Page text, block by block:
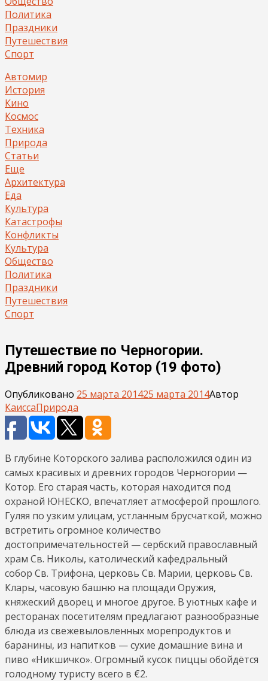
Политика
Праздники
Путешествия
Спорт
Автомир
История
Кино
Космос
Техника
Природа
Статьи
Еще
Архитектура
Еда
Культура
Катастрофы
Конфликты
Культура
Общество
Политика
Праздники
Путешествия
Спорт
Путешествие по Черногории.
Древний город Котор (19 фото)
Опубликовано 25 марта 201425 марта 2014Автор
КаиссаПрирода
В глубине Которского залива расположился один из
самых красивых и древних городов Черногории —
Котор. Его старая часть, которая находится под
охраной ЮНЕСКО, впечатляет атмосферой прошлого.
Гуляя по узким улицам, устланным брусчаткой, можно
встретить огромное количество
достопримечательностей — сербский православный
храм Св. Николы, католический кафедральный
собор Св. Трифона, церковь Св. Марии, церковь Св.
Клары, часовую башню на площади Оружия,
княжеский дворец и многое другое. В уютных кафе и
ресторанах посетителям предлагают разнообразные
блюда из свежевыловленных морепродуктов и
баранины, из напитков — сухие домашние вина и
пиво «Никшичко». Огромный кусок пиццы обойдётся
голодному туристу всего в €2.